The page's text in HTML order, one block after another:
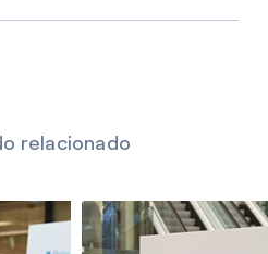
relacionado